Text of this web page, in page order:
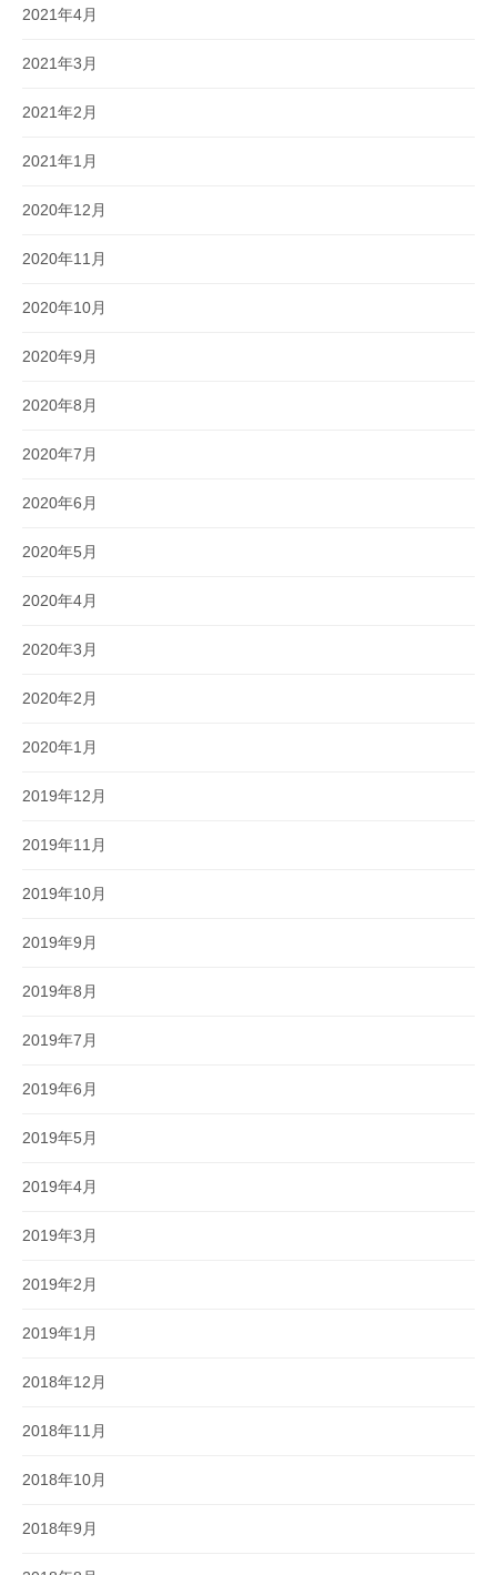
2021年4月
2021年3月
2021年2月
2021年1月
2020年12月
2020年11月
2020年10月
2020年9月
2020年8月
2020年7月
2020年6月
2020年5月
2020年4月
2020年3月
2020年2月
2020年1月
2019年12月
2019年11月
2019年10月
2019年9月
2019年8月
2019年7月
2019年6月
2019年5月
2019年4月
2019年3月
2019年2月
2019年1月
2018年12月
2018年11月
2018年10月
2018年9月